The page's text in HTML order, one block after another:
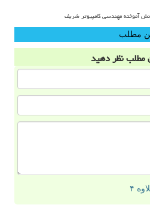
آموخته مهندسی کامپیوتر شریف
مطلب
مطلبنظر دهید